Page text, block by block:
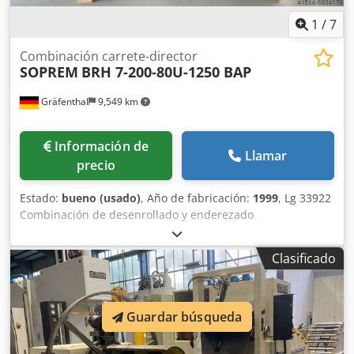
1 /7
Gräfenthal 9,549 km
Combinación carrete-director
SOPREM BRH 7-200-80U-1250 BAP
Información de
precio
Llamar
Estado: bueno (usado), Año de fabricación: 1999, Lg 33922
Combinación de desenrollado y enderezado
Chedpfohuwacox Ah Aja SOPREM BRH 7-200-80U-1250 BAP
Ancho de la banda: máx. 200 mm Peso del rollo: máx. 1.250
kg Rango de expansión: aprox. de 380 a 430 mm Diámetro
exterior del rollo: máx. 1.300 mm Grosor de la banda:
aprox. de 0,8 a 3 mm Dirección de trabajo: de derecha a
izquierda
Clasificado
Guardar búsqueda